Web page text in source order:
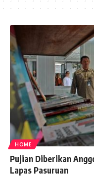
HOME
Pujian Diberikan
Lapas Pasuruan